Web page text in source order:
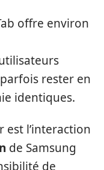
offre environ
rester en
identiques.
est l’interaction
de Samsung
de